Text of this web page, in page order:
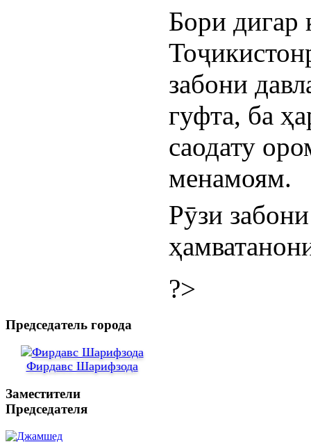
Бори
забони
гуфта, ба
саодату
менамоям.
Рӯзи
?>
Председатель города
Фирдавс Шарифзода
Заместители
Председателя